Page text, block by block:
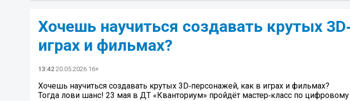
Хочешь научиться создавать крутых
играх и фильмах?
13:42 20.05.2026 16+
Хочешь научиться создавать крутых 3D‑персонажей, как в играх и фильмах?
Тогда лови шанс! 23 мая в ДТ «Кванториум» пройдёт мастер‑класс по цифровому